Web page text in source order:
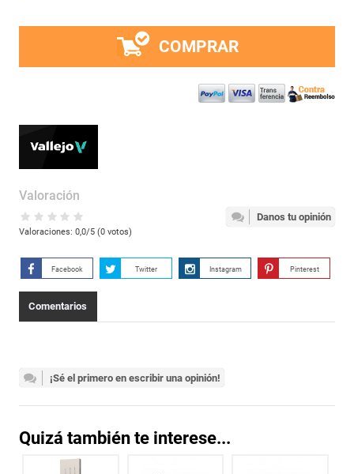
COMPRAR
Danos tu opinión
Valoración
Valoraciones: 0,0/5 (0votos)
Facebook Twitter Instagram Pinterest
Comentarios
¡Sé el primero en escribir una opinión!
Quizá también te interese...